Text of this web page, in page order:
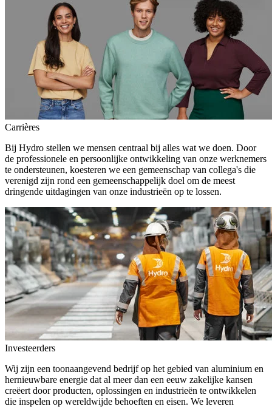
Carrières
Bij Hydro stellen we mensen centraal bij alles wat we doen. Door
de professionele en persoonlijke ontwikkeling van onze werknemers
te ondersteunen, koesteren we een gemeenschap van collega's die
verenigd zijn rond een gemeenschappelijk doel om de meest
dringende uitdagingen van onze industrieën op te lossen.
Investeerders
Wij zijn een toonaangevend bedrijf op het gebied van aluminium en
hernieuwbare energie dat al meer dan een eeuw zakelijke kansen
creëert door producten, oplossingen en industrieën te ontwikkelen
die inspelen op wereldwijde behoeften en eisen. We leveren